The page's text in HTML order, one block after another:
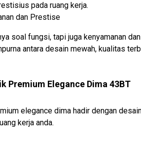
pada ruang kerja.
dan Prestise
soal fungsi, tapi juga kenyamanan
antara desain mewah, kualitas
Premium Elegance Dima 43BT
elegance dima hadir dengan
kerja anda.